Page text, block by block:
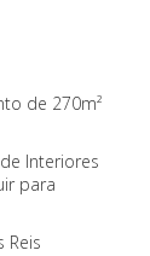
de 270m²
Interiores
para
Reis